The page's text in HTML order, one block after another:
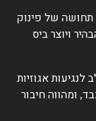
של פינוק
ויוצר ביס
אגוזיות
חיבור